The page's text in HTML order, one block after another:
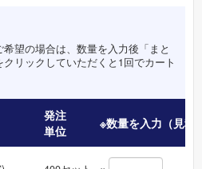
望の場合は、数量を入力後「まと
リックしていただくと1回でカート
発注
単位
※数量を入力（見積